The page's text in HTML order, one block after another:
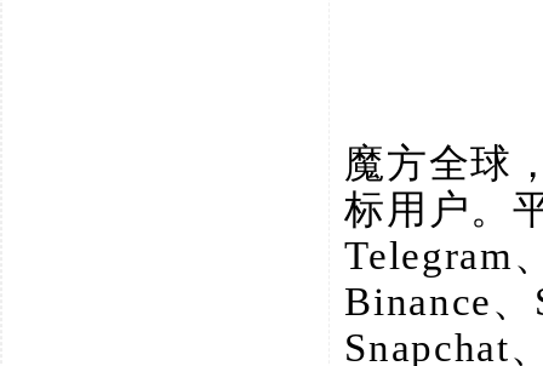
魔方全球
标用户。
Telegram
Binance
Snapchat